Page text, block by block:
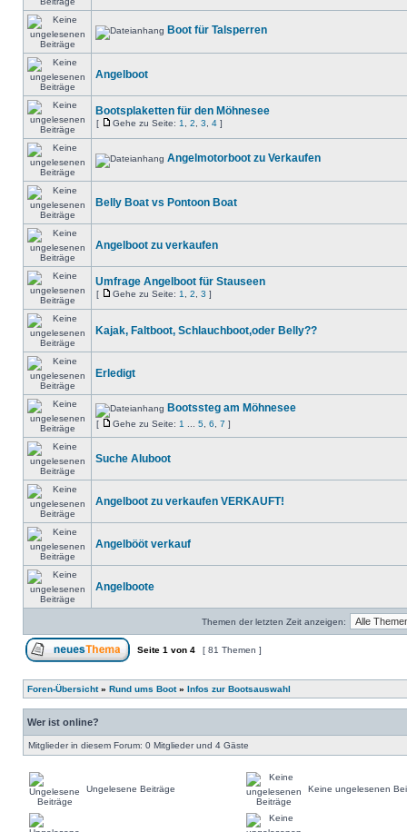
Boot für Talsperren
Angelboot
Bootsplaketten für den Möhnesee
[ Gehe zu Seite: 1 2 3 4 ]
Angelmotorboot zu Verkaufen
Belly Boat vs Pontoon Boat
Angelboot zu verkaufen
Umfrage Angelboot für Stauseen
[ Gehe zu Seite: 1 2 3 ]
Kajak, Faltboot, Schlauchboot,oder Belly??
Erledigt
Bootssteg am Möhnesee
[ Gehe zu Seite: 1 5 6 7 ]
Suche Aluboot
Angelboot zu verkaufen VERKAUFT!
Angelbööt verkauf
Angelboote
Themen der letzten Zeit anzeigen:
Seite 1 von 4 [ 81 Themen ]
Foren-Übersicht» Rund ums Boot» Infos zur Bootsauswahl
Wer ist online?
Mitglieder in diesem Forum: 0 Mitglieder und 4 Gäste
Ungelesene Beiträge Keine ungelesenen